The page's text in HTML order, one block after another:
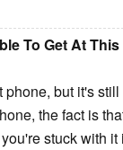
To Get At
but it's
the fact is
stuck with